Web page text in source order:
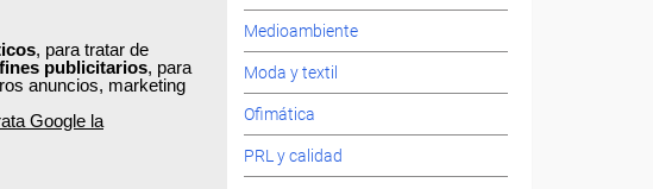
, para tratar de
fines publicitarios, para
anuncios, marketing
Google la
Medioambiente
Moda y textil
Ofimática
PRL y calidad